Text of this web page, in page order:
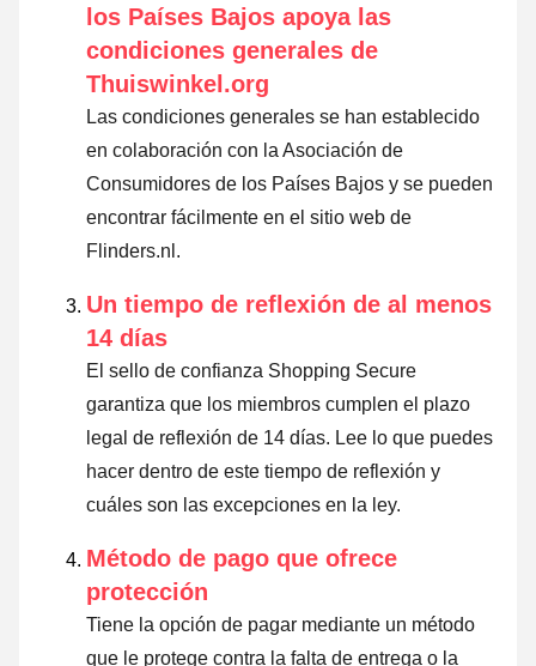
los Países Bajos apoya las
condiciones generales de
Thuiswinkel.org
Las condiciones generales se han establecido
en colaboración con la Asociación de
Consumidores de los Países Bajos y se pueden
encontrar fácilmente en el sitio web de
Flinders.nl.
Un tiempo de reflexión de al menos
14 días
El sello de confianza Shopping Secure
garantiza que los miembros cumplen el plazo
legal de reflexión de 14 días. Lee lo que puedes
hacer dentro de este tiempo de reflexión y
cuáles son las excepciones en la ley.
Método de pago que ofrece
protección
Tiene la opción de pagar mediante un método
que le protege contra la falta de entrega o la